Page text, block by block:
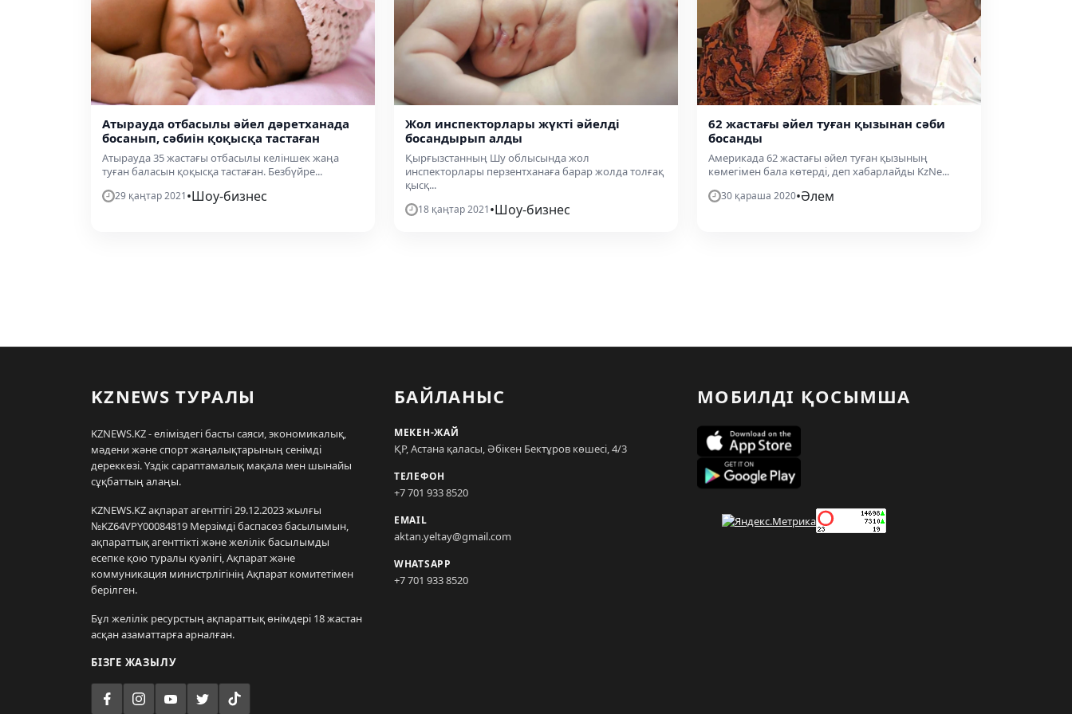
Атырауда отбасылы әйел дәретханада
босанып, сәбиін қоқысқа тастаған
Атырауда 35 жастағы отбасылы келіншек жаңа
туған баласын қоқысқа тастаған. Безбүйре...
29 қаңтар 2021•Шоу-бизнес
Жол инспекторлары жүкті әйелді
босандырып алды
Қырғызстанның Шу облысында жол
инспекторлары перзентханаға барар жолда толғақ
қысқ...
18 қаңтар 2021•Шоу-бизнес
62 жастағы әйел туған қызынан сәби
босанды
Америкада 62 жастағы әйел туған қызының
көмегімен бала көтерді, деп хабарлайды KzNe...
30 қараша 2020•Әлем
KZNEWS ТУРАЛЫ
KZNEWS.KZ - еліміздегі басты саяси, экономикалық,
мәдени және спорт жаңалықтарының сенімді
дереккөзі. Үздік сараптамалық мақала мен шынайы
сұқбаттың алаңы.
KZNEWS.KZ ақпарат агенттігі 29.12.2023 жылғы
№KZ64VPY00084819 Мерзімді баспасөз басылымын,
ақпараттық агенттікті және желілік басылымды
есепке қою туралы куәлігі, Ақпарат және
коммуникация министрлігінің Ақпарат комитетімен
берілген.
Бұл желілік ресурстың ақпараттық өнімдері 18 жастан
асқан азаматтарға арналған.
БІЗГЕ ЖАЗЫЛУ
БАЙЛАНЫС
МЕКЕН-ЖАЙ
ҚР, Астана қаласы, Әбікен Бектұров көшесі, 4/3
ТЕЛЕФОН
+7 701 933 8520
EMAIL
aktan.yeltay@gmail.com
WHATSAPP
+7 701 933 8520
МОБИЛДІ ҚОСЫМША